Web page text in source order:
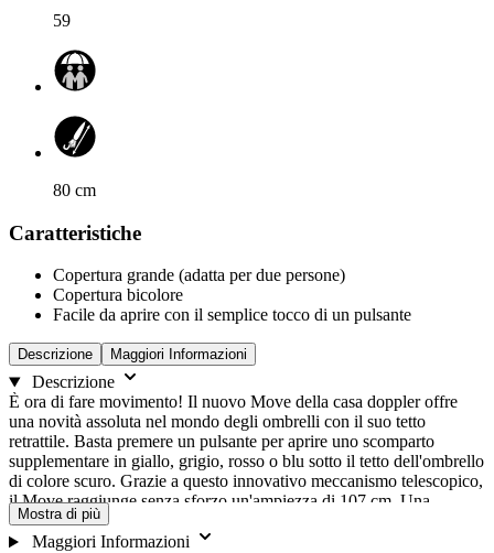
59
80 cm
Caratteristiche
Copertura grande (adatta per due persone)
Copertura bicolore
Facile da aprire con il semplice tocco di un pulsante
Descrizione Maggiori Informazioni
Descrizione
È ora di fare movimento! Il nuovo Move della casa doppler offre
una novità assoluta nel mondo degli ombrelli con il suo tetto
retrattile. Basta premere un pulsante per aprire uno scomparto
supplementare in giallo, grigio, rosso o blu sotto il tetto dell'ombrello
di colore scuro. Grazie a questo innovativo meccanismo telescopico,
il Move raggiunge senza sforzo un'ampiezza di 107 cm. Una
protezione sicura a 360° in qualsiasi condizione atmosferica: da soli,
con un bambino o durante una romantica passeggiata a due. Peso
Mostra di più
Maggiori Informazioni